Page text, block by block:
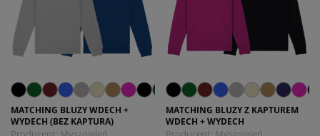
MATCHING BLUZY WDECH +
WYDECH (BEZ KAPTURA)
MATCHING BLUZY Z KAPTUREM
WDECH + WYDECH